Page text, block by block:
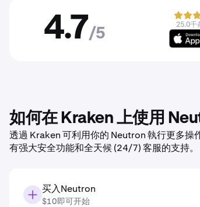
4.7/5
25.0千
如何在 Kraken 上使用
透過 Kraken 可利用你的 Neutron 執行更多
有强大安全功能和全天候 (24/7) 客服的支持。
买入Neutron
$10即可开始